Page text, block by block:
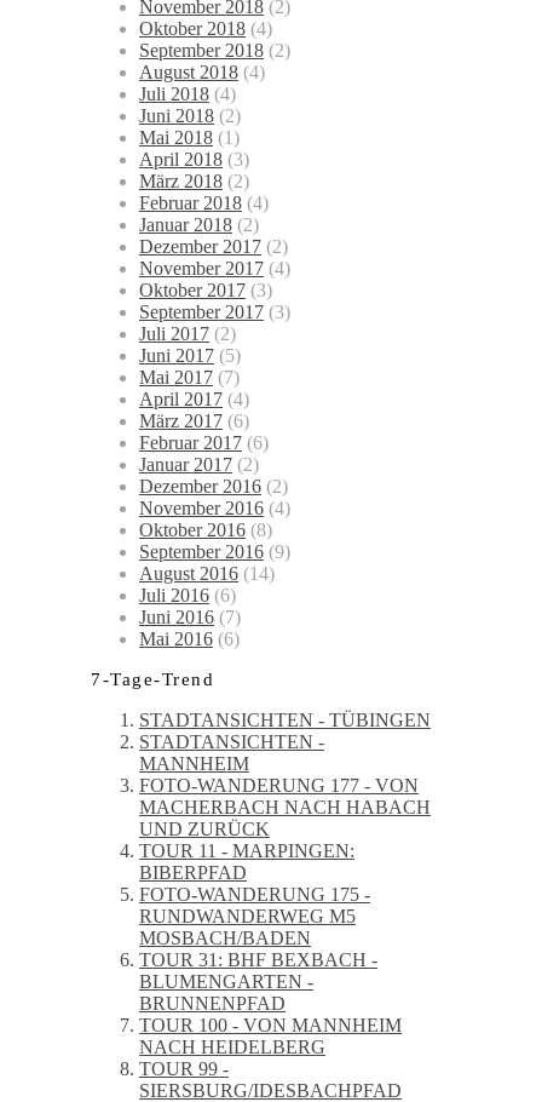
November 2018 (2)
Oktober 2018 (4)
September 2018 (2)
August 2018 (4)
Juli 2018 (4)
Juni 2018 (2)
Mai 2018 (1)
April 2018 (3)
März 2018 (2)
Februar 2018 (4)
Januar 2018 (2)
Dezember 2017 (2)
November 2017 (4)
Oktober 2017 (3)
September 2017 (3)
Juli 2017 (2)
Juni 2017 (5)
Mai 2017 (7)
April 2017 (4)
März 2017 (6)
Februar 2017 (6)
Januar 2017 (2)
Dezember 2016 (2)
November 2016 (4)
Oktober 2016 (8)
September 2016 (9)
August 2016 (14)
Juli 2016 (6)
Juni 2016 (7)
Mai 2016 (6)
7-Tage-Trend
STADTANSICHTEN - TÜBINGEN
STADTANSICHTEN -
MANNHEIM
FOTO-WANDERUNG 177 - VON
MACHERBACH NACH HABACH
UND ZURÜCK
TOUR 11 - MARPINGEN:
BIBERPFAD
FOTO-WANDERUNG 175 -
RUNDWANDERWEG M5
MOSBACH/BADEN
TOUR 31: BHF BEXBACH -
BLUMENGARTEN -
BRUNNENPFAD
TOUR 100 - VON MANNHEIM
NACH HEIDELBERG
TOUR 99 -
SIERSBURG/IDESBACHPFAD